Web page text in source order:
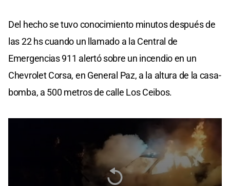
Del hecho se tuvo conocimiento minutos después de
las 22 hs cuando un llamado a la Central de
Emergencias 911 alertó sobre un incendio en un
Chevrolet Corsa, en General Paz, a la altura de la casa-
bomba, a 500 metros de calle Los Ceibos.